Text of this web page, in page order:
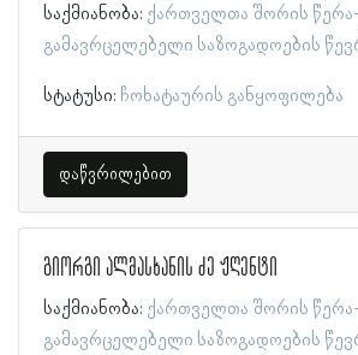
საქმიანობა: ქართველთა შორის
გამავრცელებელი საზოგადოების
სტატუსი: ჩოხატაურის განყოფილება
დაწვრილებით
გიორგი ალმასხანის ძე ჟღენტი
საქმიანობა: ქართველთა შორის
გამავრცელებელი საზოგადოების